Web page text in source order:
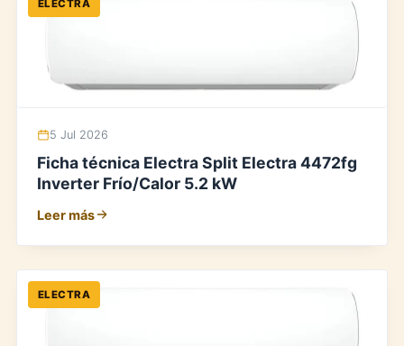
ELECTRA
5 Jul 2026
Ficha técnica Electra Split Electra 4472fg
Inverter Frío/Calor 5.2 kW
Leer más
ELECTRA